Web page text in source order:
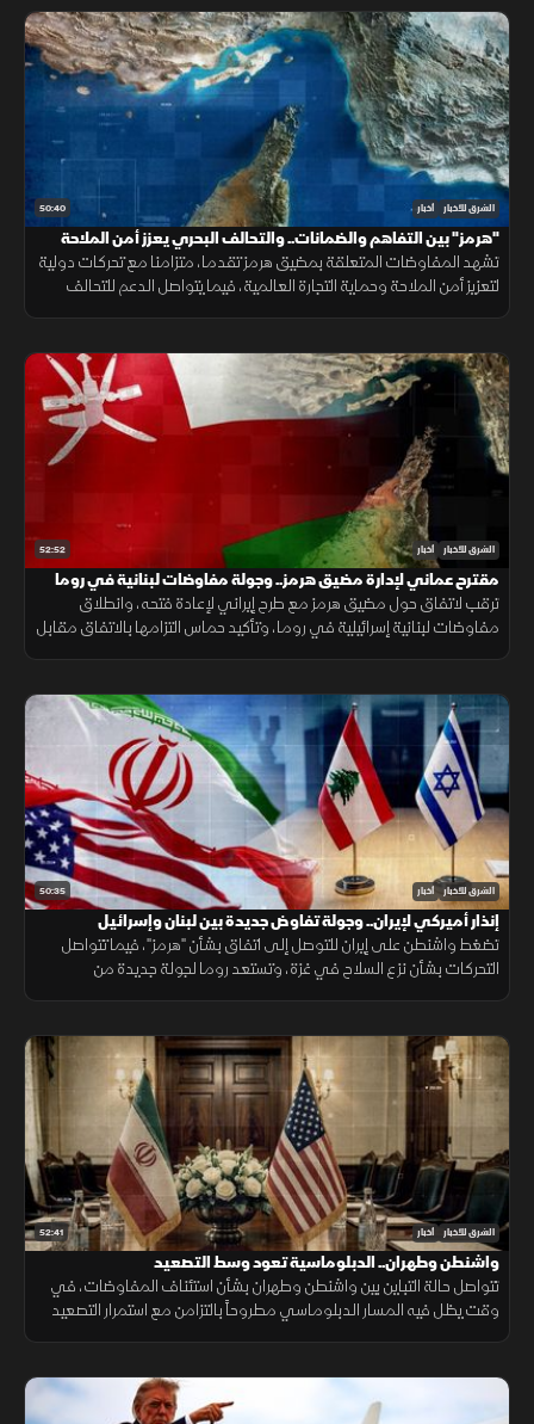
50:40 الشرق للأخبار أخبار
"هرمز" بين التفاهم والضمانات.. والتحالف البحري يعزز أمن الملاحة
تشهد المفاوضات المتعلقة بمضيق هرمز تقدما، متزامنا مع تحركات دولية
لتعزيز أمن الملاحة وحماية التجارة العالمية، فيما يتواصل الدعم للتحالف
52:52 الشرق للأخبار أخبار
مقترح عماني لإدارة مضيق هرمز.. وجولة مفاوضات لبنانية في روما
ترقب لاتفاق حول مضيق هرمز مع طرح إيراني لإعادة فتحه، وانطلاق
مفاوضات لبنانية إسرائيلية في روما، وتأكيد حماس التزامها بالاتفاق مقابل
50:35 الشرق للأخبار أخبار
إنذار أميركي لإيران.. وجولة تفاوض جديدة بين لبنان وإسرائيل
تضغط واشنطن على إيران للتوصل إلى اتفاق بشأن "هرمز"، فيما تتواصل
التحركات بشأن نزع السلاح في غزة، وتستعد روما لجولة جديدة من
52:41 الشرق للأخبار أخبار
واشنطن وطهران.. الدبلوماسية تعود وسط التصعيد
تتواصل حالة التباين بين واشنطن وطهران بشأن استئناف المفاوضات، في
وقت يظل فيه المسار الدبلوماسي مطروحاً بالتزامن مع استمرار التصعيد